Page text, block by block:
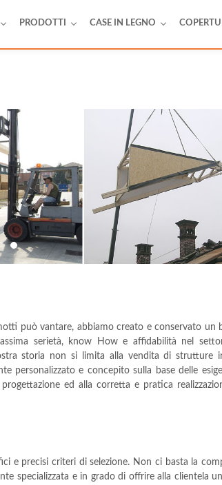
PRODOTTI CASE IN LEGNO
può vantare, abbiamo creato e conservato un
serietà, know How e affidabilità nel
storia non si limita alla vendita di strutture
personalizzato e concepito sulla base delle
ed alla corretta e pratica
e precisi criteri di selezione. Non ci basta la
specializzata e in grado di offrire alla clientela